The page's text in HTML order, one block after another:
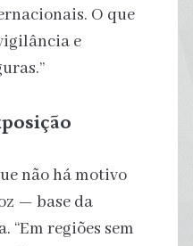
O que
e
não há motivo
— base da
regiões sem